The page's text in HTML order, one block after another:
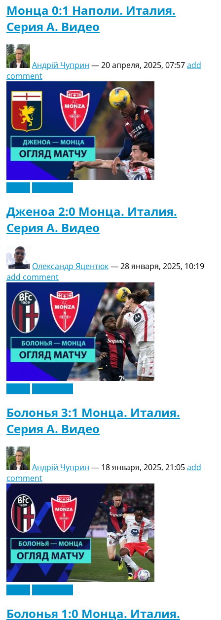
Монца 0:1 Наполи. Италия.
Серия A. Видео
Андрій Чуприн —20 апреля, 2025, 07:57add
comment
Дженоа 2:0 Монца. Италия.
Серия A. Видео
Олександр Яцентюк—28 января, 2025, 10:19
add comment
Болонья 3:1 Монца. Италия.
Серия A. Видео
Андрій Чуприн — 18 января, 2025, 21:05add
comment
Болонья 1:0 Монца. Италия.